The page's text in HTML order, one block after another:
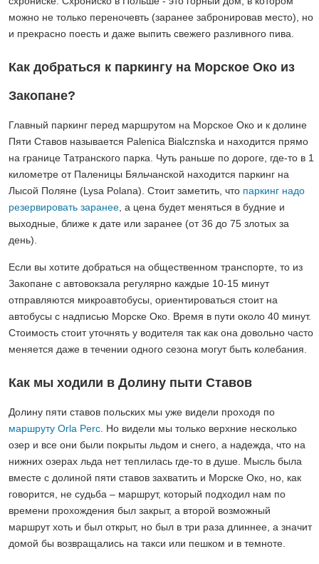
можно не только переночевть (заранее забронировав место), но
и прекрасно поесть и даже выпить свежего разливного пива.
Как добраться к паркингу на Морское Око из
Закопане?
Главный паркинг перед маршрутом на Морское Око и к долине
Пяти Ставов называется Palenica Bialcznska и находится прямо
на границе Татранского парка. Чуть раньше по дороге, где-то в 1
километре от Паленицы Бяльчанской находится паркинг на
Лысой Поляне (Lysa Polana). Стоит заметить, что паркинг надо
резервировать заранее , а цена будет меняться в будние и
выходные, ближе к дате или заранее (от 36 до 75 злотых за
день).
Если вы хотите добраться на общественном транспорте, то из
Закопане с автовокзала регулярно каждые 10-15 минут
отправляются микроавтобусы, ориентироваться стоит на
автобусы с надписью Морске Око. Время в пути около 40 минут.
Стоимость стоит уточнять у водителя так как она довольно часто
меняется даже в течении одного сезона могут быть колебания.
Как мы ходили в Долину пыти Ставов
Долину пяти ставов польских мы уже видели проходя по
маршруту Orla Perc . Но видели мы только верхние несколько
озер и все они были покрыты льдом и снего, а надежда, что на
нижних озерах льда нет теплилась где-то в душе. Мысль была
вместе с долиной пяти ставов захватить и Морске Око, но, как
говорится, не судьба – маршрут, который подходил нам по
времени прохождения был закрыт, а второй возможный
маршрут хоть и был открыт, но был в три раза длиннее, а значит
домой бы возвращались на такси или пешком и в темноте.